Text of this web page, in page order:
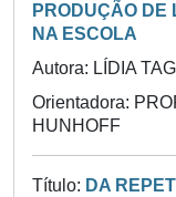
PRODUÇÃO DE
NA ESCOLA
Autora: LÍDIA
Orientadora:
HUNHOFF
Título: DA